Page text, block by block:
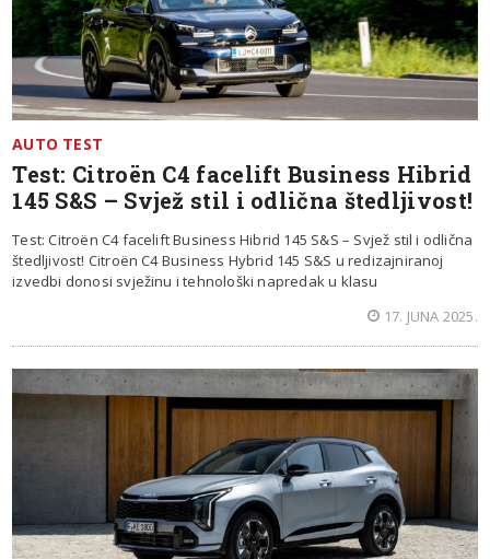
AUTO TEST
Test: Citroën C4 facelift Business Hibrid
145 S&S – Svjež stil i odlična štedljivost!
Test: Citroën C4 facelift Business Hibrid 145 S&S – Svjež stil i odlična
štedljivost! Citroën C4 Business Hybrid 145 S&S u redizajniranoj
izvedbi donosi svježinu i tehnološki napredak u klasu
17. JUNA 2025.